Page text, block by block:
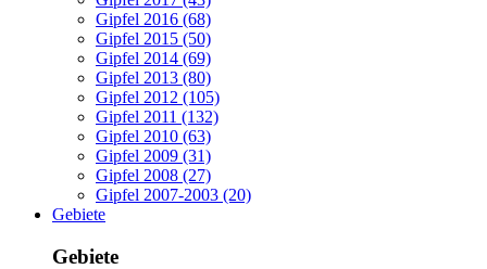
Gipfel 2016 (68)
Gipfel 2015 (50)
Gipfel 2014 (69)
Gipfel 2013 (80)
Gipfel 2012 (105)
Gipfel 2011 (132)
Gipfel 2010 (63)
Gipfel 2009 (31)
Gipfel 2008 (27)
Gipfel 2007-2003 (20)
Gebiete
Gebiete